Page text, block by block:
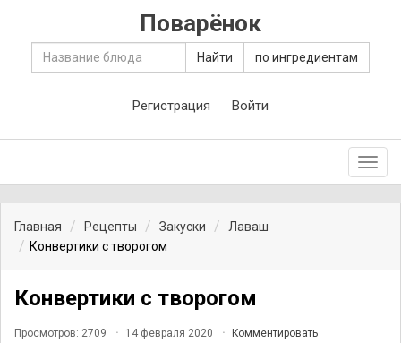
Поварёнок
Найти по ингредиентам
Регистрация Войти
Главная Рецепты Закуски
Лаваш
Конвертики с творогом
Конвертики с творогом
Просмотров: 2709 14 февраля 2020 Комментировать